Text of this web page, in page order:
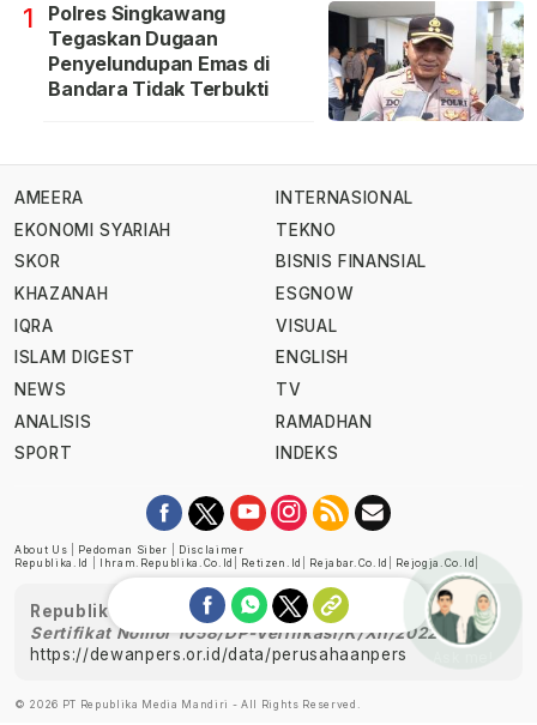
1
Polres Singkawang
Tegaskan Dugaan
Penyelundupan Emas di
Bandara Tidak Terbukti
AMEERA
EKONOMI SYARIAH
SKOR
KHAZANAH
IQRA
ISLAM DIGEST
NEWS
ANALISIS
SPORT
INTERNASIONAL
TEKNO
BISNIS FINANSIAL
ESGNOW
VISUAL
ENGLISH
TV
RAMADHAN
INDEKS
About Us Pedoman Siber
Disclaimer
Republika.id
Ihram.republika.co.id Retizen.id Rejabar.co.id Rejogja.co.id
Republika telah diverifikasi oleh Dewan Pers
Sertifikat Nomor 1058/DP-Verifikasi/K/XII/2022
https://dewanpers.or.id/data/perusahaanpers
© 2026 PT Republika Media Mandiri - All Rights Reserved.